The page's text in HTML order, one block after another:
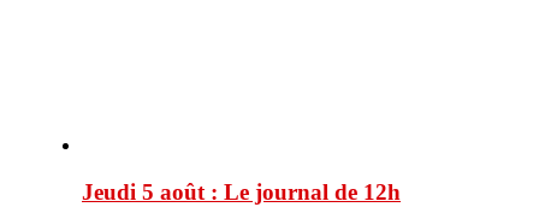
Jeudi 5 août : Le journal de 12h